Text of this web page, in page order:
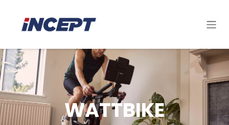
WATTBIKE